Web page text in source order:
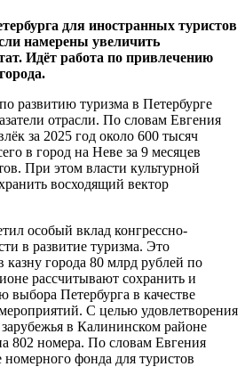
для иностранных туристов
намерены увеличить
Идёт работа по привлечению
развитию туризма в Петербурге
отрасли. По словам Евгения
за 2025 год около 600 тысяч
в город на Неве за 9 месяцев
При этом власти культурной
восходящий вектор
особый вклад конгрессно-
в развитие туризма. Это
казну города 80 млрд рублей по
рассчитывают сохранить и
Петербурга в качестве
С целью удовлетворения
зарубежья в Калининском районе
802 номера. По словам Евгения
фонда для туристов